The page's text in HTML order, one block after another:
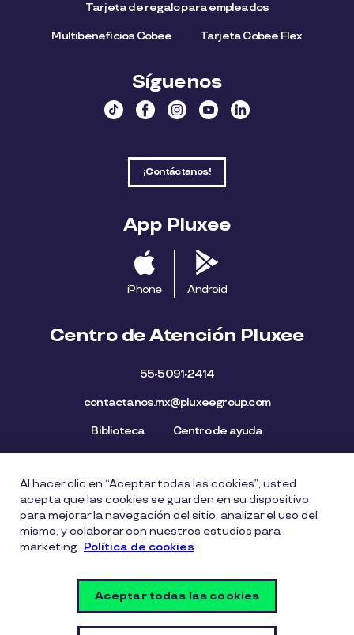
Tarjeta de regalo para empleados​
Multibeneficios Cobee Tarjeta Cobee Flex
Síguenos
¡Contáctanos!
App Pluxee
iPhone Android
Centro de Atención Pluxee
55-5091-2414
contactanos.mx@pluxeegroup.com
Biblioteca Centro de ayuda
Mapa del Sitio Aviso de privacidad Política de cookies
Licencia de Uso de Marca Política de Denuncia
Carta Ética Lista de precios
Información
Configuración de cookies
Al hacer clic en “Aceptar todas las cookies”, usted
acepta que las cookies se guarden en su dispositivo
para mejorar la navegación del sitio, analizar el uso del
mismo, y colaborar con nuestros estudios para
marketing. Política de cookies
Aceptar todas las cookies